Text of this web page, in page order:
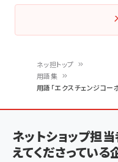
ン
く
ず
ネッ担トップ
用語集
用語「エクスチェンジコ
ネットショップ担
えてくださっている